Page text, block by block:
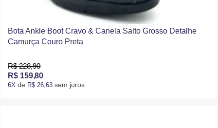
Bota Ankle Boot Cravo & Canela Salto Grosso Detalhe
Camurça Couro Preta
R$ 228,90
R$ 159,80
6X de R$ 26,63 sem juros